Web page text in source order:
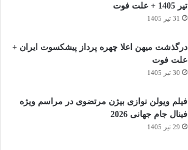
تیر 1405 + علت فوت
31 تیر 1405
درگذشت میهن اعلا چهره پرداز پیشکسوت ایران +
علت فوت
30 تیر 1405
فیلم ویولن نوازی بیژن مرتضوی در مراسم ویژه
فینال جام جهانی 2026
29 تیر 1405